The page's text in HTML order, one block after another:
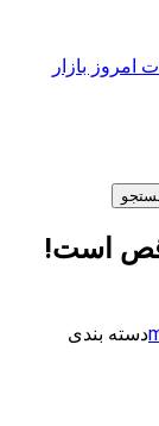
بازار
است!
دسته بندی